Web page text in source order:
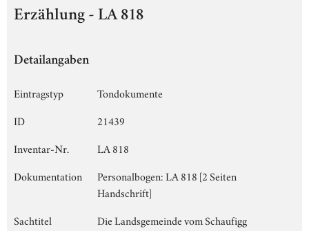
Erzählung - LA 818
Detailangaben
Eintragstyp
Tondokumente
ID
21439
Inventar-Nr.
LA 818
Dokumentation
Personalbogen: LA 818 [2 Seiten
Handschrift]
Sachtitel
Die Landsgemeinde vom Schaufigg